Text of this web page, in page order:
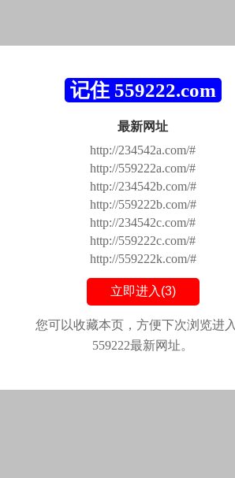
记住 559222.com
最新网址
http://234542a.com/#
http://559222a.com/#
http://234542b.com/#
http://559222b.com/#
http://234542c.com/#
http://559222c.com/#
http://559222k.com/#
立即进入(3)
您可以收藏本页，方便下次浏览进入
559222最新网址。